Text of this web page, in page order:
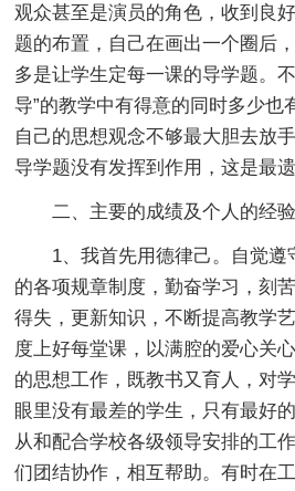
观众甚至是演员的角色，收到良
题的布置，自己在画出一个圈后
多是让学生定每一课的导学题。
导”的教学中有得意的同时多少也
自己的思想观念不够最大胆去放
导学题没有发挥到作用，这是最遗
二、主要的成绩及个人的经验
1、我首先用德律己。自觉遵
的各项规章制度，勤奋学习，刻
得失，更新知识，不断提高教学
度上好每堂课，以满腔的爱心关
的思想工作，既教书又育人，对
眼里没有最差的学生，只有最好
从和配合学校各级领导安排的工
们团结协作，相互帮助。有时在